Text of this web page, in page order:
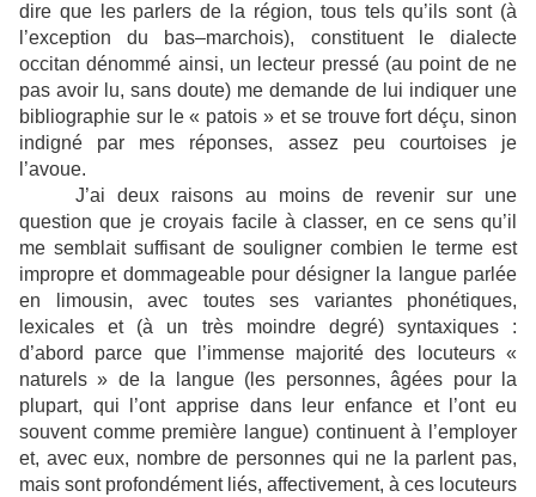
dire que les parlers de la région, tous tels qu’ils sont (à
l’exception du bas–marchois), constituent le dialecte
occitan dénommé ainsi, un lecteur pressé (au point de ne
pas avoir lu, sans doute) me demande de lui indiquer une
bibliographie sur le « patois » et se trouve fort déçu, sinon
indigné par mes réponses, assez peu courtoises je
l’avoue.
J’ai deux raisons au moins de revenir sur une
question que je croyais facile à classer, en ce sens qu’il
me semblait suffisant de souligner combien le terme est
impropre et dommageable pour désigner la langue parlée
en limousin, avec toutes ses variantes phonétiques,
lexicales et (à un très moindre degré) syntaxiques :
d’abord parce que l’immense majorité des locuteurs «
naturels » de la langue (les personnes, âgées pour la
plupart, qui l’ont apprise dans leur enfance et l’ont eu
souvent comme première langue) continuent à l’employer
et, avec eux, nombre de personnes qui ne la parlent pas,
mais sont profondément liés, affectivement, à ces locuteurs